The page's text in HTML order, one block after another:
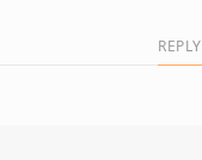
REPLY